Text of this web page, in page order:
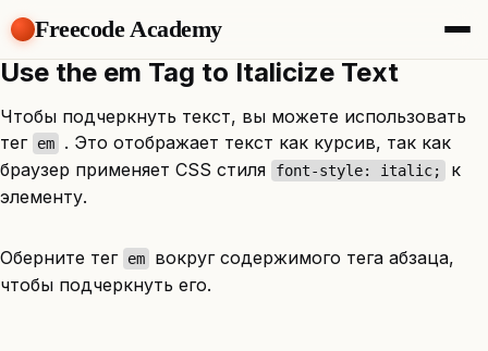
Freecode Academy
About
Teams
Offers
Projects
Tasks
Get Access
Use the em Tag to Italicize Text
Чтобы подчеркнуть текст, вы можете использовать
тег em
. Это отображает текст как курсив, так как
браузер применяет CSS стиля
font-style: italic;
к
элементу.
Оберните тег em
вокруг содержимого тега абзаца,
чтобы подчеркнуть его.